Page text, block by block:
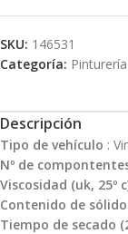
SKU: 146531
Categoría: Pinturería
Descripción
Tipo de vehículo :
Nº de
Viscosidad (uk, 25º
Contenido de
Tiempo de secado